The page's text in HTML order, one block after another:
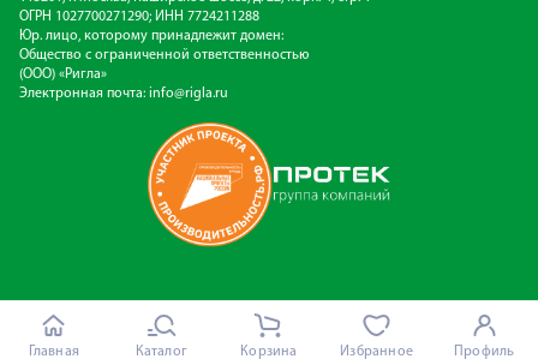
ОГРН 1027700271290; ИНН 7724211288
Юр. лицо, которому принадлежит домен:
Общество с ограниченной ответственностью
(ООО) «Ригла»
Электронная почта: info@rigla.ru
Главная Каталог Корзина Избранное Профиль